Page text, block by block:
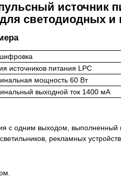
источник
светодиодных и
источников питания LPC
мощность 60 Вт
выходной ток 1400 мА
с одним выходом, выполненный
рекламных